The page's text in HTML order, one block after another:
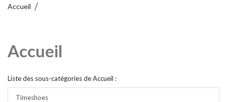
Accueil
Accueil
Liste des sous-catégories de Accueil :
Timeshoes